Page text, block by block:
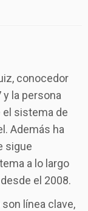
conocedor
la persona
el sistema de
Además ha
sigue
a lo largo
el 2008.
línea clave,